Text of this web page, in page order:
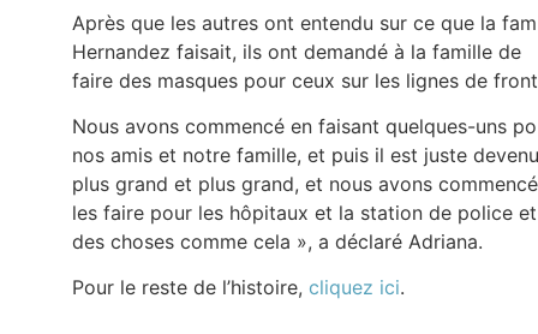
Après que les autres ont entendu sur ce que la
Hernandez faisait, ils ont demandé à la famille de
faire des masques pour ceux sur les lignes de
Nous avons commencé en faisant quelques-uns
nos amis et notre famille, et puis il est juste devenu
plus grand et plus grand, et nous avons
les faire pour les hôpitaux et la station de police et
des choses comme cela », a déclaré Adriana.
Pour le reste de l’histoire, cliquez ici.